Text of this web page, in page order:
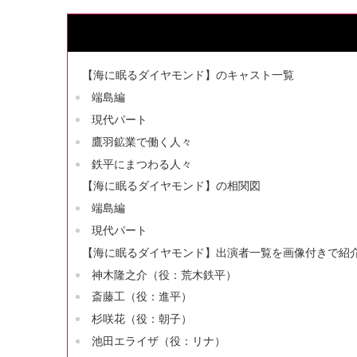
【海に眠るダイヤモンド】のキャスト一覧
端島編
現代パート
鷹羽鉱業で働く人々
鉄平にまつわる人々
【海に眠るダイヤモンド】の相関図
端島編
現代パート
【海に眠るダイヤモンド】出演者一覧を画像付きで紹
神木隆之介（役：荒木鉄平）
斎藤工（役：進平）
杉咲花（役：朝子）
池田エライザ（役：リナ）